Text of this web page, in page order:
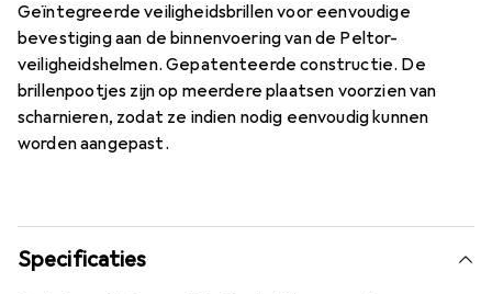
Geïntegreerde veiligheidsbrillen voor eenvoudige
bevestiging aan de binnenvoering van de Peltor-
veiligheidshelmen. Gepatenteerde constructie. De
brillenpootjes zijn op meerdere plaatsen voorzien van
scharnieren, zodat ze indien nodig eenvoudig kunnen
worden aangepast.
Specificaties